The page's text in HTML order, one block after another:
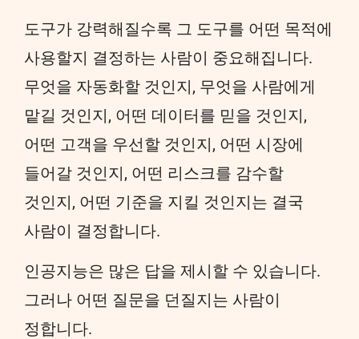
도구가 강력해질수록 그 도구를 어떤 목적에
사용할지 결정하는 사람이 중요해집니다.
무엇을 자동화할 것인지, 무엇을 사람에게
맡길 것인지, 어떤 데이터를 믿을 것인지,
어떤 고객을 우선할 것인지, 어떤 시장에
들어갈 것인지, 어떤 리스크를 감수할
것인지, 어떤 기준을 지킬 것인지는 결국
사람이 결정합니다.
인공지능은 많은 답을 제시할 수 있습니다.
그러나 어떤 질문을 던질지는 사람이
정합니다.